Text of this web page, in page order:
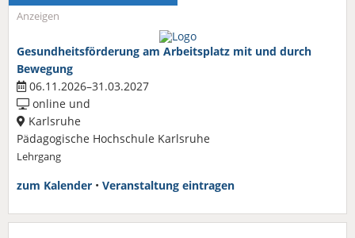
Anzeigen
Gesundheitsförderung am Arbeitsplatz mit und durch
Bewegung
06.11.2026–31.03.2027
online und
Karlsruhe
Pädagogische Hochschule Karlsruhe
Lehrgang
zum Kalender • Veranstaltung eintragen